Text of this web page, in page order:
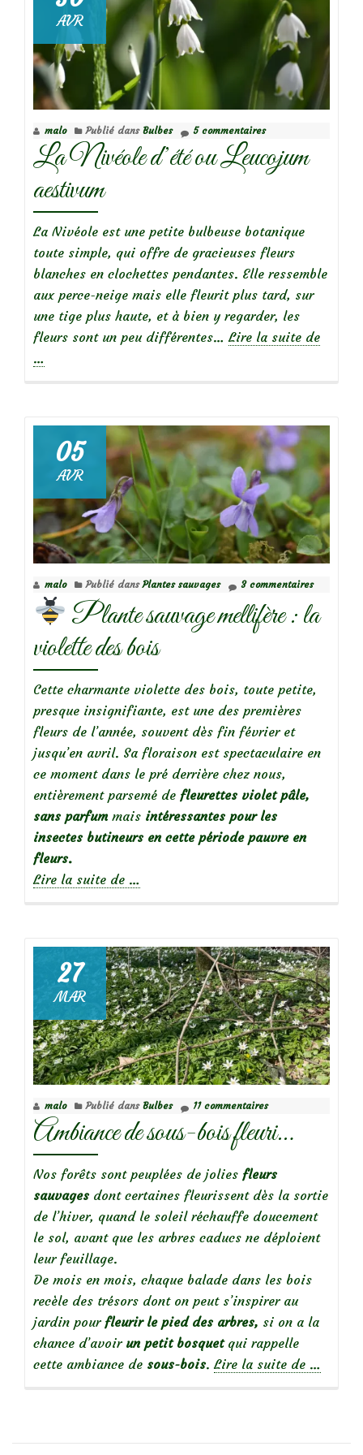
AVR
malo Publié dans Bulbes 5 commentaires
La Nivéole d’été ou Leucojum
aestivum
La Nivéole est une petite bulbeuse botanique
toute simple, qui offre de gracieuses fleurs
blanches en clochettes pendantes. Elle ressemble
aux perce-neige mais elle fleurit plus tard, sur
une tige plus haute, et à bien y regarder, les
fleurs sont un peu différentes… Lire la suite deà
ou
…
05
AVR
malo Publié dansPlantes sauvages 3 commentaires
Plante sauvage mellifère : la
violette des bois
Cette charmante violette des bois, toute petite,
presque insignifiante, est une des premières
fleurs de l’année, souvent dès fin février et
jusqu’en avril. Sa floraison est spectaculaire en
ce moment dans le pré derrière chez nous,
entièrement parsemé de fleurettes violet pâle,
sans parfummais intéressantes pour les
insectes butineurs en cette période pauvre en
fleurs.
Lire la suite de
Plante
sauvage
mellifère
:
la
violette
des
bois
…
27
MAR
malo Publié dans Bulbes 11 commentaires
Ambiance de sous-bois fleuri…
Nos forêts sont peuplées de jolies fleurs
sauvages dont certaines fleurissent dès la sortie
de l’hiver, quand le soleil réchauffe doucement
le sol, avant que les arbres caducs ne déploient
leur feuillage.
De mois en mois, chaque balade dans les bois
recèle des trésors dont on peut s’inspirer au
jardin pour fleurir le pied des arbres, si on a la
chance d’avoir un petit bosquetqui rappelle
cette ambiance de sous-bois. Lire la suite de à
sous-
…